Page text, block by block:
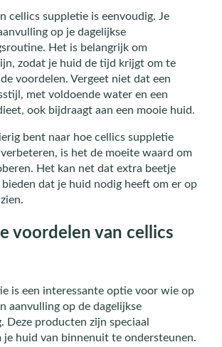
cellics suppletie is eenvoudig. Je
op je dagelijkse
Het is belangrijk om
zodat je huid de tijd krijgt om te
voordelen. Vergeet niet dat een
met voldoende water en een
ook bijdraagt aan een mooie huid.
bent naar hoe cellics suppletie
is het de moeite waard om
Het kan net dat extra beetje
dat je huid nodig heeft om er op
voordelen van cellics
is een interessante optie voor wie op
aanvulling op de dagelijkse
Deze producten zijn speciaal
huid van binnenuit te ondersteunen.